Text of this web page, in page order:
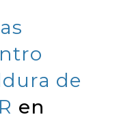
de
en